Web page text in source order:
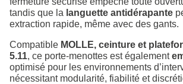
tandis que la languette antidérapante
extraction rapide, même avec des gants.
Compatible MOLLE, ceinture et
5.11, ce porte-menottes est également
optimisé pour les environnements
nécessitant modularité, fiabilité et